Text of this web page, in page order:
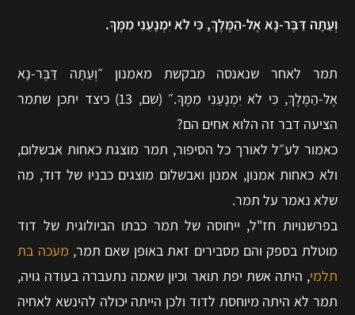
וְעַתָּה דַּבֶּר-נָא אֶל-הַמֶּלֶךְ, כִּי לֹא יִמְנָעֵנִי מִמֶּךָּ.
תמר לאחר שנאנסה מבקשת מאמנון ״וְעַתָּה דַּבֶּר-נָא
אֶל-הַמֶּלֶךְ, כִּי לֹא יִמְנָעֵנִי מִמֶּךָּ.״ (שם, 13) כיצד יתכן שתמר
הציעה דבר זה הלוא אחים הם?
כאמור לע״ל לאורך כל הסיפור, תמר מוצגת כאחות אבשלום,
ולא כאחות אמנון, אמנון ואבשלום מוצגים כבניו של דוד, מה
שלא נאמר על תמר.
בפרשנויות חז"ל, ייחוסה של תמר כבתו הביולוגית של דוד
מוטלת בספק והם מסבירים זאת באופן שאם תמר, מעכה בת
תלמי, היתה אשת יפת תואר וכיון שאמה נתעברה בעודה גויה,
תמר לא היתה מיוחסת לדוד ולכן הייתה יכולה להינשא לאחיה